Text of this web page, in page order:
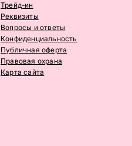
Трейд-ин
Реквизиты
Вопросы и ответы
Конфиденциальность
Публичная оферта
Правовая охрана
Карта сайта